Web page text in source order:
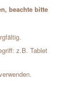
beachte bitte
z.B. Tablet